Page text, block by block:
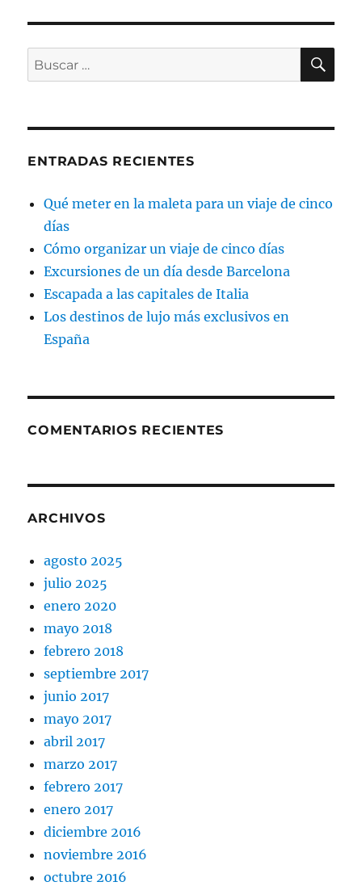
Buscar
por:
ENTRADAS RECIENTES
Qué meter en la maleta para un viaje de cinco
días
Cómo organizar un viaje de cinco días
Excursiones de un día desde Barcelona
Escapada a las capitales de Italia
Los destinos de lujo más exclusivos en
España
COMENTARIOS RECIENTES
ARCHIVOS
agosto 2025
julio 2025
enero 2020
mayo 2018
febrero 2018
septiembre 2017
junio 2017
mayo 2017
abril 2017
marzo 2017
febrero 2017
enero 2017
diciembre 2016
noviembre 2016
octubre 2016